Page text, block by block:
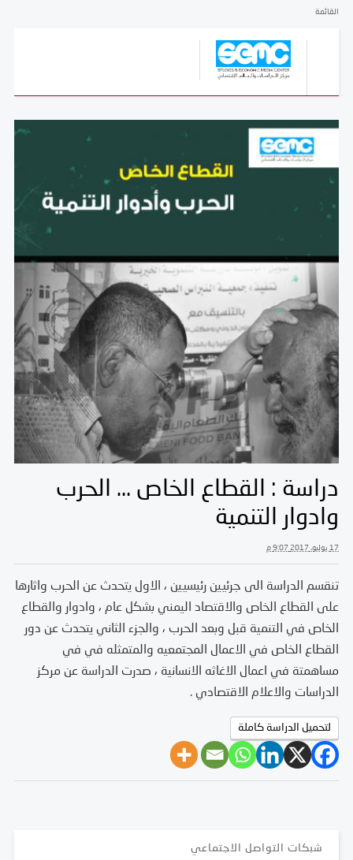
القائمة
دراسة : القطاع الخاص … الحرب
وادوار التنمية
17 يوليو، 2017 9:07 م
تنقسم الدراسة الى جرئيين رئيسيين ، الاول يتحدث عن الحرب واثارها
على القطاع الخاص والاقتصاد اليمني بشكل عام ، وادوار والقطاع
الخاص في التنمية قبل وبعد الحرب ، والجزء الثاني يتحدث عن دور
القطاع الخاص في الاعمال المجتمعيه والمتمثله في في
مساهمتة في اعمال الاغاثه الانسانية ، صدرت الدراسة عن مركز
الدراسات والاعلام الاقتصادي .
لتحميل الدراسة كاملة
شبكات التواصل الاجتماعي